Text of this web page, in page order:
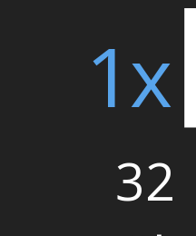
1x
32